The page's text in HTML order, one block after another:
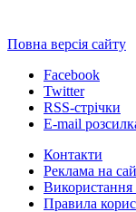
Повна версія сайту
Facebook
Twitter
RSS-стрічки
E-mail
Контакти
Реклама на
Використання
Правила